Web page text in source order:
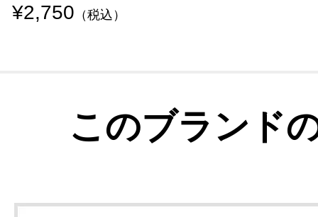
¥2,750 （税込）
このブランド